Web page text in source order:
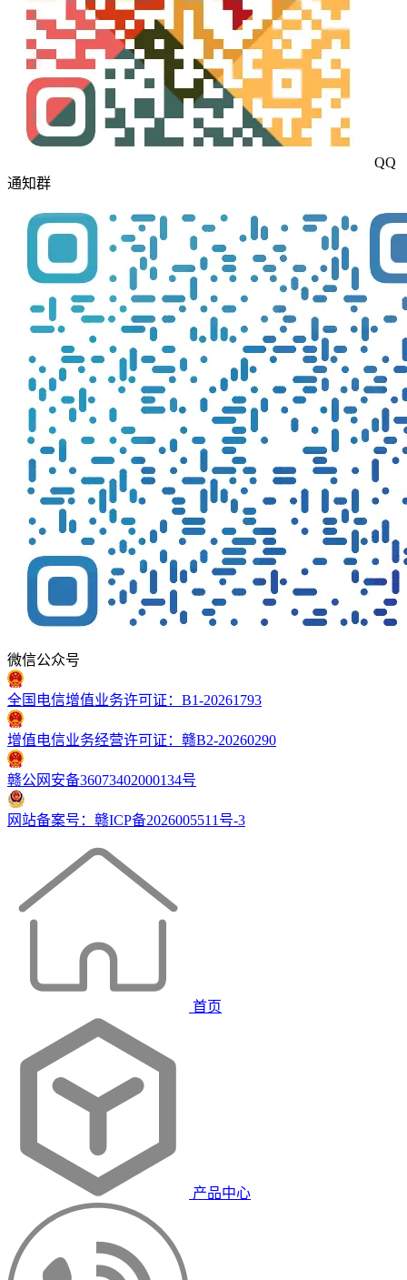
QQ
通知群
微信公众号
全国电信增值业务许可证：B1-20261793
增值电信业务经营许可证：赣B2-20260290
赣公网安备36073402000134号
网站备案号：赣ICP备2026005511号-3
首页
产品中心